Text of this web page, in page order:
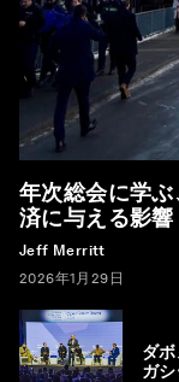
年次総会に学
済に与える影響
Jeff Merritt
2026年1月29日
ダ
ガ